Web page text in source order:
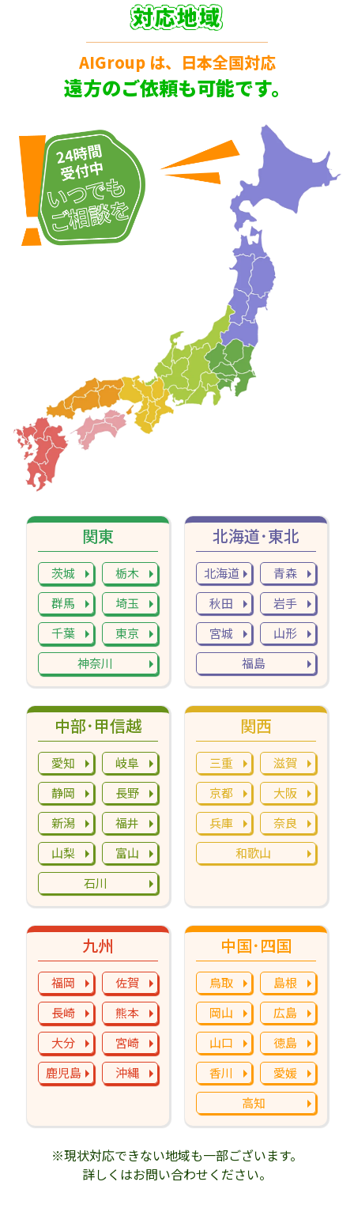
対応地域
AIGroup は、日本全国対応
遠方のご依頼も可能です。
九州
福岡
佐賀
長崎
熊本
大分
宮崎
鹿児島
沖縄
中国･四国
鳥取
島根
岡山
広島
山口
徳島
香川
愛媛
高知
中部･甲信越
愛知
岐阜
静岡
長野
新潟
福井
山梨
富山
石川
関西
三重
滋賀
京都
大阪
兵庫
奈良
和歌山
関東
茨城
栃木
群馬
埼玉
千葉
東京
神奈川
北海道･東北
北海道
青森
秋田
岩手
宮城
山形
福島
※現状対応できない地域も一部ございます。
詳しくはお問い合わせください。